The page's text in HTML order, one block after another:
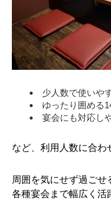
少人数で使いや
ゆったり囲める
宴会にも対応し
など、利用人数に合わ
周囲を気にせず過ごせ
各種宴会まで幅広く活